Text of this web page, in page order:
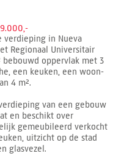
verdieping in Nueva
Regionaal Universitair
bebouwd oppervlak met 3
een keuken, een woon-
4 m².
van een gebouw
en beschikt over
gemeubileerd verkocht
uitzicht op de stad
glasvezel.